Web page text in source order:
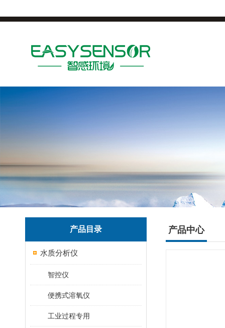
产品目录
水质分析仪
智控仪
便携式溶氧仪
工业过程专用
产品中心